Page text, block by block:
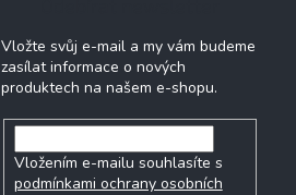
Vložte svůj e-mail a my vám budeme
zasílat informace o nových
produktech na našem e-shopu.
Vložením e-mailu souhlasíte s
podmínkami ochrany osobních